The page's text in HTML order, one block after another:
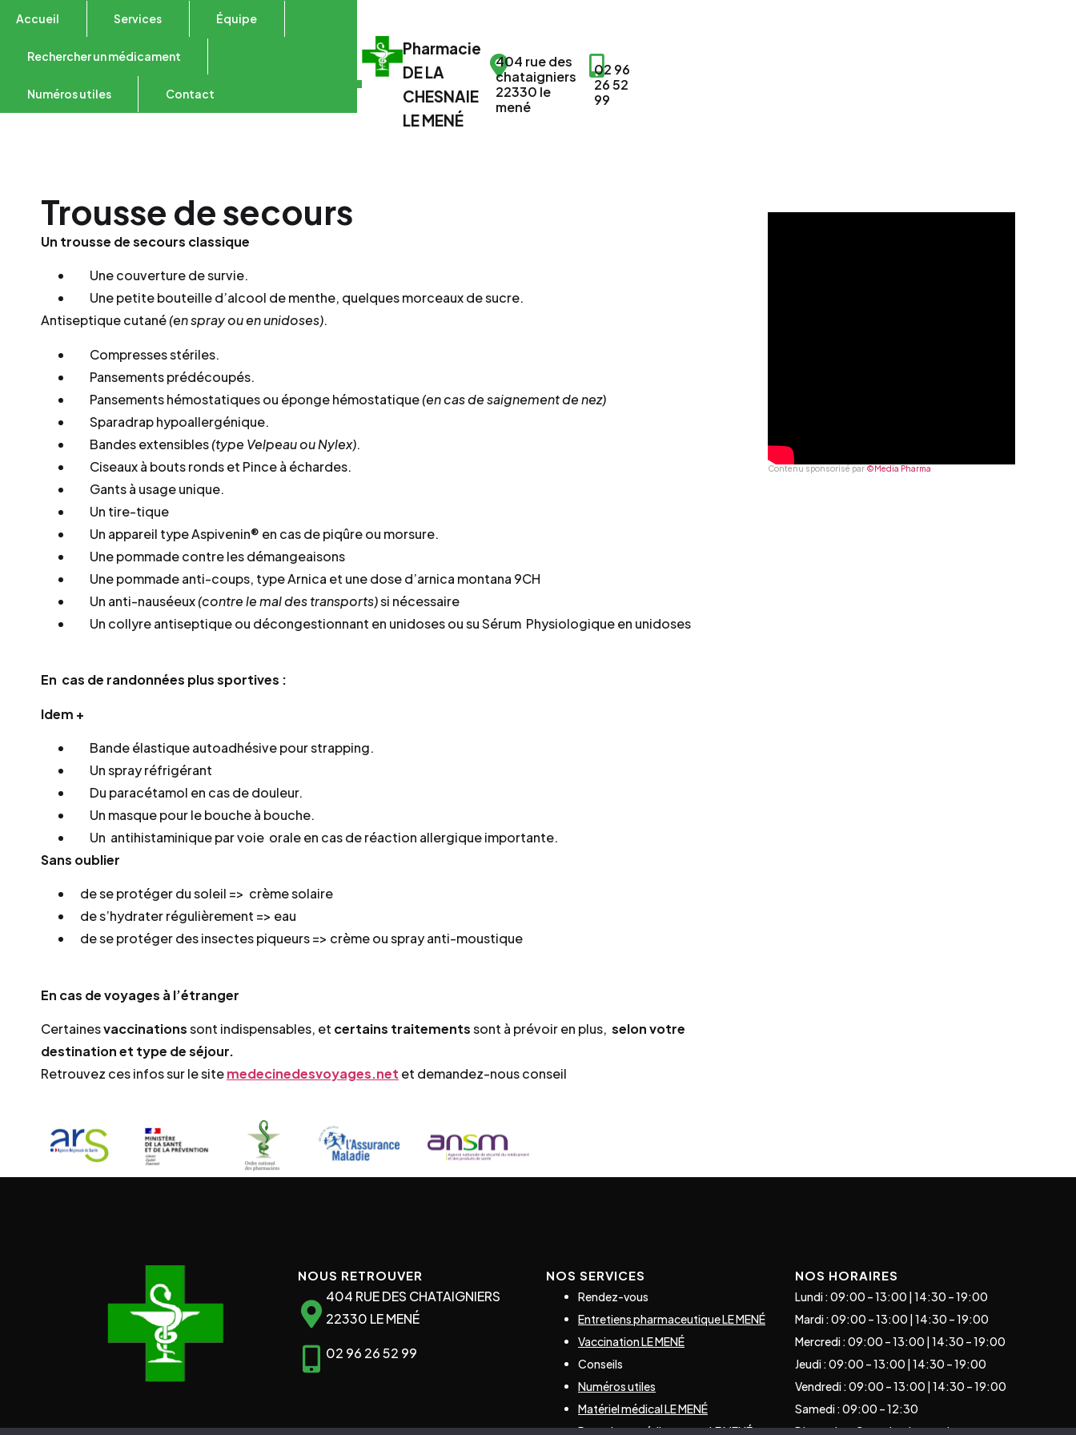
Pharmacie
DE LA
CHESNAIE
LE MENÉ
404 rue des
chataigniers
22330 le
mené
02 96
26 52
99
Accueil Services Équipe
Rechercher un médicament
Numéros utiles Contact
Trousse de secours
Un trousse de secours classique
Une couverture de survie.
Une petite bouteille d’alcool de menthe, quelques morceaux de sucre.
Antiseptique cutané(en spray ou en unidoses).
Compresses stériles.
Pansements prédécoupés.
Pansements hémostatiques ou éponge hémostatique(en cas de saignement de nez)
Sparadrap hypoallergénique.
Bandes extensibles(type Velpeau ou Nylex).
Ciseaux à bouts ronds et Pince à échardes.
Gants à usage unique.
Un tire-tique
Un appareil type Aspivenin® en cas de piqûre ou morsure.
Une pommade contre les démangeaisons
Une pommade anti-coups, type Arnica et une dose d’arnica montana 9CH
Un anti-nauséeux(contre le mal des transports)si nécessaire
Un collyre antiseptique ou décongestionnant en unidoses ou su Sérum Physiologique en unidoses
En cas de randonnées plus sportives :
Idem +
Bande élastique autoadhésive pour strapping.
Un spray réfrigérant
Du paracétamol en cas de douleur.
Un masque pour le bouche à bouche.
Un antihistaminique par voie orale en cas de réaction allergique importante.
Sans oublier
de se protéger du soleil => crème solaire
de s’hydrater régulièrement => eau
de se protéger des insectes piqueurs => crème ou spray anti-moustique
En cas de voyages à l’étranger
Certainesvaccinationssont indispensables, et certains traitementssont à prévoir en plus, selon votre
destination et type de séjour.
Retrouvez ces infos sur le sitemedecinedesvoyages.net et demandez-nous conseil
Contenu sponsorisé par ©Media Pharma
NOUS RETROUVER
404 RUE DES CHATAIGNIERS
22330 LE MENÉ
02 96 26 52 99
NOS SERVICES
Rendez-vous
Entretiens pharmaceutique LE MENÉ
Vaccination LE MENÉ
Conseils
Numéros utiles
Matériel médical LE MENÉ
Recyclage médicaments LE MENÉ
NOS HORAIRES
Lundi : 09:00 – 13:00 | 14:30 – 19:00
Mardi : 09:00 – 13:00 | 14:30 – 19:00
Mercredi : 09:00 – 13:00 | 14:30 – 19:00
Jeudi : 09:00 – 13:00 | 14:30 – 19:00
Vendredi : 09:00 – 13:00 | 14:30 – 19:00
Samedi : 09:00 – 12:30
Dimanche : Consulter les gardes